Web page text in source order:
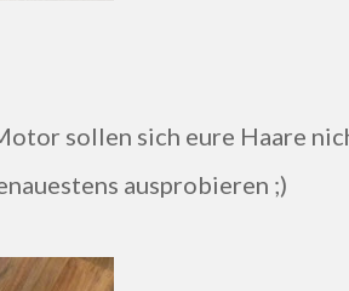
ausprobieren ;)